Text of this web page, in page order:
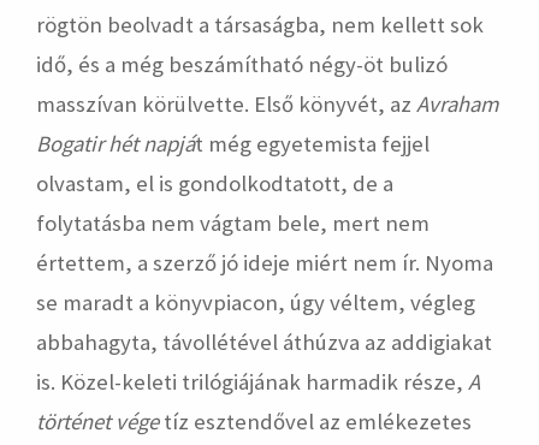
rögtön beolvadt a társaságba, nem kellett sok
idő, és a még beszámítható négy-öt bulizó
masszívan körülvette. Első könyvét, az Avraham
Bogatir hét napját még egyetemista fejjel
olvastam, el is gondolkodtatott, de a
folytatásba nem vágtam bele, mert nem
értettem, a szerző jó ideje miért nem ír. Nyoma
se maradt a könyvpiacon, úgy véltem, végleg
abbahagyta, távollétével áthúzva az addigiakat
is. Közel-keleti trilógiájának harmadik része, A
történet végetíz esztendővel az emlékezetes